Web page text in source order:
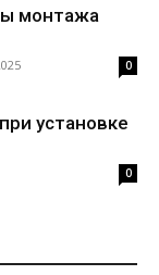
монтажа
0
установке
0